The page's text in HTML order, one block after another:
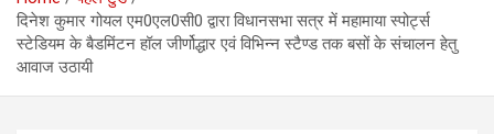
दिनेश कुमार गोयल एम0एल0सी0 द्वारा विधानसभा सत्र में महामाया स्पोर्ट्स
स्टेडियम के बैडमिंटन हॉल जीर्णोद्धार एवं विभिन्न स्टैण्ड तक बसों के संचालन हेतु
आवाज उठायी